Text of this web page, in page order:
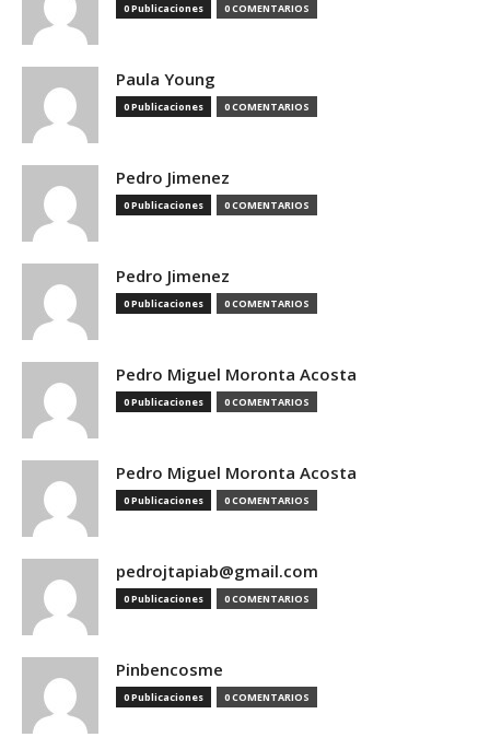
0 Publicaciones 0 COMENTARIOS
Paula Young
0 Publicaciones 0 COMENTARIOS
Pedro Jimenez
0 Publicaciones 0 COMENTARIOS
Pedro Jimenez
0 Publicaciones 0 COMENTARIOS
Pedro Miguel Moronta Acosta
0 Publicaciones 0 COMENTARIOS
Pedro Miguel Moronta Acosta
0 Publicaciones 0 COMENTARIOS
pedrojtapiab@gmail.com
0 Publicaciones 0 COMENTARIOS
Pinbencosme
0 Publicaciones 0 COMENTARIOS